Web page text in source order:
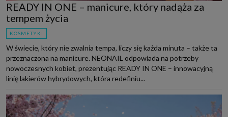
READY IN ONE – manicure, który nadąża za
tempem życia
KOSMETYKI
W świecie, który nie zwalnia tempa, liczy się każda minuta – także ta
przeznaczona na manicure. NEONAIL odpowiada na potrzeby
nowoczesnych kobiet, prezentując READY IN ONE – innowacyjną
linię lakierów hybrydowych, która redefiniu...